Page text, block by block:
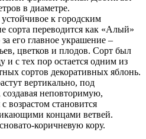
в диаметре.
к городским
сорта переводится как «Алый»
его главное украшение –
цветков и плодов. Сорт был
и с тех пор остается одним из
сортов декоративных яблонь.
вертикально, под
неповторимую,
возрастом становится
концами ветвей.
коричневую кору.